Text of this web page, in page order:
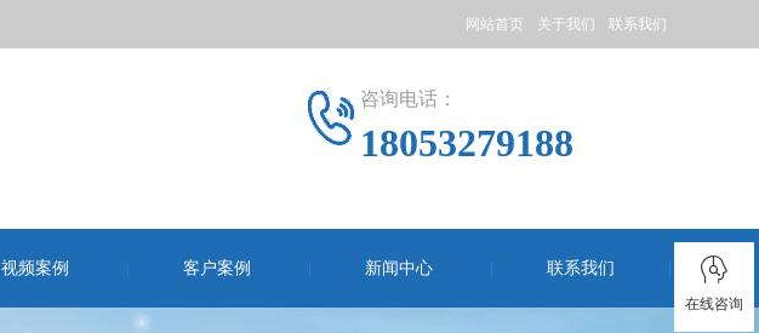
网站首页 关于我们 联系我们
咨询电话：
18053279188
视频案例 客户案例 新闻中心 联系我们
在线咨询